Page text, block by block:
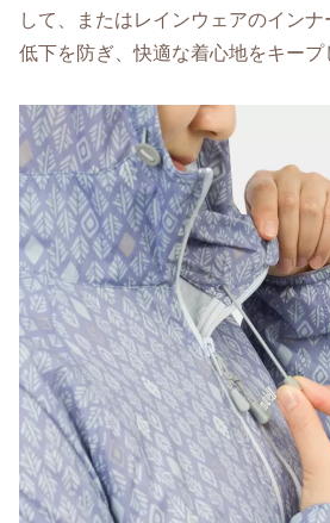
して、またはレインウェアのイン
低下を防ぎ、快適な着心地をキープ